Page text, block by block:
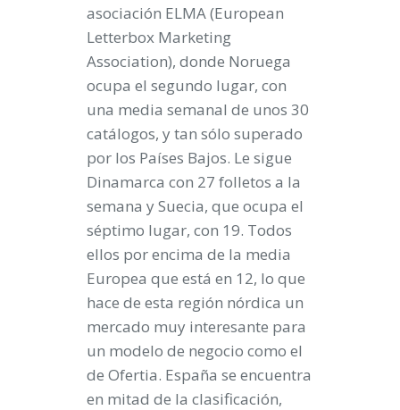
asociación ELMA (European
Letterbox Marketing
Association), donde Noruega
ocupa el segundo lugar, con
una media semanal de unos 30
catálogos, y tan sólo superado
por los Países Bajos. Le sigue
Dinamarca con 27 folletos a la
semana y Suecia, que ocupa el
séptimo lugar, con 19. Todos
ellos por encima de la media
Europea que está en 12, lo que
hace de esta región nórdica un
mercado muy interesante para
un modelo de negocio como el
de Ofertia. España se encuentra
en mitad de la clasificación,